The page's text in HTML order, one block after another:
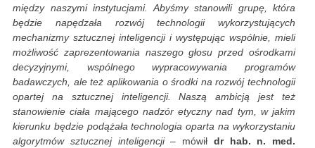
między naszymi instytucjami. Abyśmy stanowili grupę, która
będzie napędzała rozwój technologii wykorzystujących
mechanizmy sztucznej inteligencji i występując wspólnie, mieli
możliwość zaprezentowania naszego głosu przed ośrodkami
decyzyjnymi, wspólnego wypracowywania programów
badawczych, ale też aplikowania o środki na rozwój technologii
opartej na sztucznej inteligencji. Naszą ambicją jest też
stanowienie ciała mającego nadzór etyczny nad tym, w jakim
kierunku będzie podążała technologia oparta na wykorzystaniu
algorytmów sztucznej inteligencji– mówił dr hab. n. med.